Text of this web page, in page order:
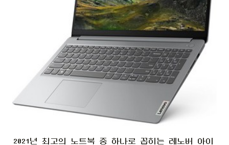
2021년 최고의 노트북 중 하나로 꼽히는 레노버 아이